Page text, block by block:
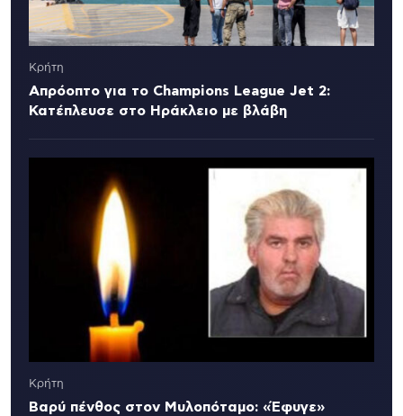
Κρήτη
Απρόοπτο για το Champions League Jet 2:
Κατέπλευσε στο Ηράκλειο με βλάβη
Κρήτη
Βαρύ πένθος στον Μυλοπόταμο: «Έφυγε»